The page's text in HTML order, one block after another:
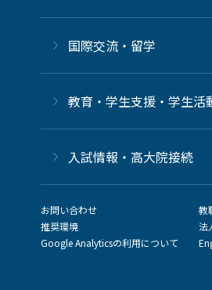
国際交流・留学
教育・学生支援・学生活
⼊試情報・高大院接続
お問い合わせ
推奨環境
Google Analyticsの利用について
教
法